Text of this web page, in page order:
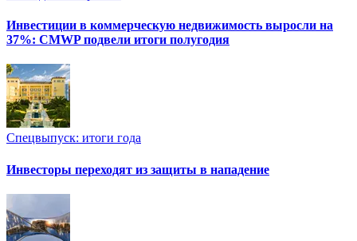
Инвестиции в коммерческую недвижимость выросли на
37%: CMWP подвели итоги полугодия
Спецвыпуск: итоги года
Инвесторы переходят из защиты в нападение